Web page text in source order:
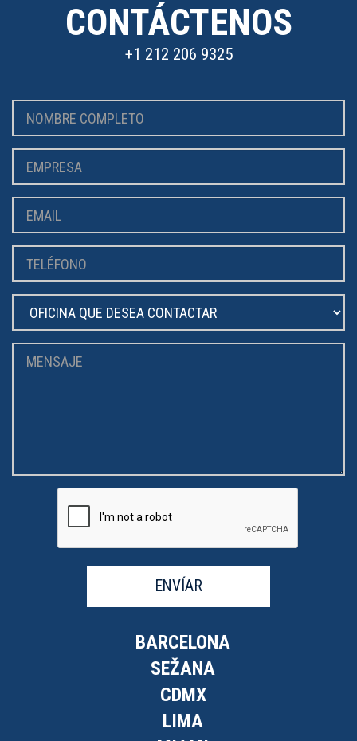
CONTÁCTENOS
+1 212 206 9325
ENVÍAR
BARCELONA
SEŽANA
CDMX
LIMA